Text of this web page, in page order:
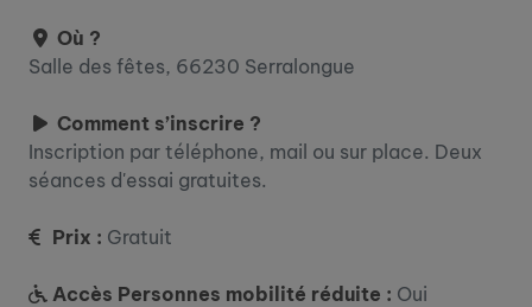
Où ?
Salle des fêtes, 66230 Serralongue
Comment s’inscrire ?
Inscription par téléphone, mail ou sur place. Deux
séances d'essai gratuites.
Prix : Gratuit
Accès Personnes mobilité réduite : Oui